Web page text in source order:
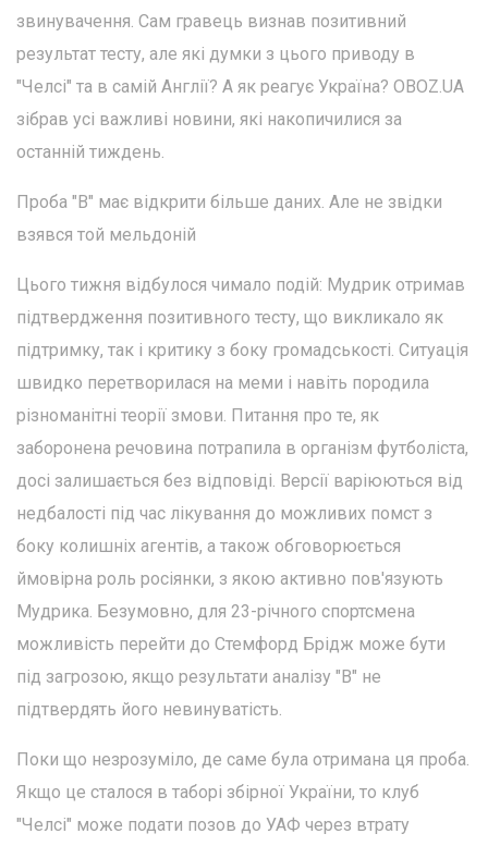
звинувачення. Сам гравець визнав позитивний
результат тесту, але які думки з цього приводу в
"Челсі" та в самій Англії? А як реагує Україна? OBOZ.UA
зібрав усі важливі новини, які накопичилися за
останній тиждень.
Проба "В" має відкрити більше даних. Але не звідки
взявся той мельдоній
Цього тижня відбулося чимало подій: Мудрик отримав
підтвердження позитивного тесту, що викликало як
підтримку, так і критику з боку громадськості. Ситуація
швидко перетворилася на меми і навіть породила
різноманітні теорії змови. Питання про те, як
заборонена речовина потрапила в організм футболіста,
досі залишається без відповіді. Версії варіюються від
недбалості під час лікування до можливих помст з
боку колишніх агентів, а також обговорюється
ймовірна роль росіянки, з якою активно пов'язують
Мудрика. Безумовно, для 23-річного спортсмена
можливість перейти до Стемфорд Брідж може бути
під загрозою, якщо результати аналізу "B" не
підтвердять його невинуватість.
Поки що незрозуміло, де саме була отримана ця проба.
Якщо це сталося в таборі збірної України, то клуб
"Челсі" може подати позов до УАФ через втрату